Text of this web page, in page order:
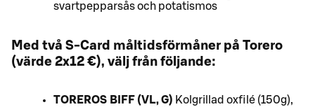
svartpepparsås och potatismos
Med två S-Card måltidsförmåner på Torero
(värde 2x12 €), välj från följande:
TOREROS BIFF (VL, G) Kolgrillad oxfilé (150g),